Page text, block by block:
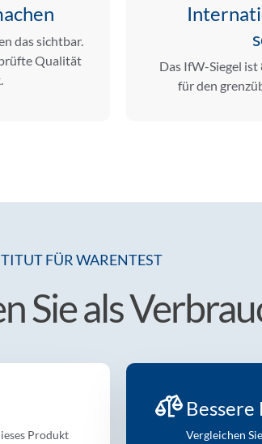
das sichtbar.
Qualität
Das IfW-Siegel ist
für den
FÜR WARENTEST
Sie als
Produkt
Bessere
Vergleichen